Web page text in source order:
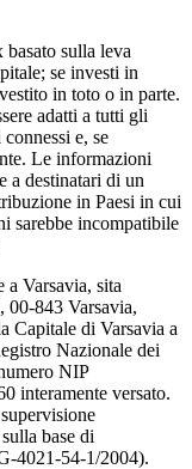
sulla leva
se investi in
in toto o in parte.
adatti a tutti gli
e, se
Le informazioni
a destinatari di un
in Paesi in cui
sarebbe incompatibile
Varsavia, sita
843 Varsavia,
Capitale di Varsavia a
Nazionale dei
NIP
interamente versato.
base di
4021-54-1/2004).